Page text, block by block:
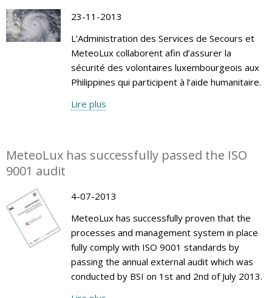
23-11-2013
L’Administration des Services de Secours et
MeteoLux collaborent afin d’assurer la
sécurité des volontaires luxembourgeois aux
Philippines qui participent à l’aide humanitaire.
Lire plus
MeteoLux has successfully passed the ISO
9001 audit
4-07-2013
MeteoLux has successfully proven that the
processes and management system in place
fully comply with ISO 9001 standards by
passing the annual external audit which was
conducted by BSI on 1st and 2nd of July 2013.